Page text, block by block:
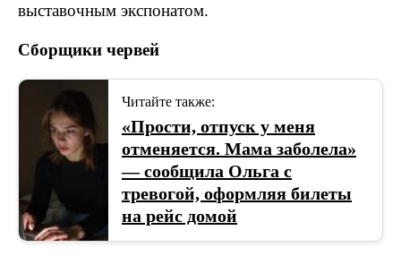
выставочным экспонатом.
Сборщики червей
Читайте также:
«Прости, отпуск у меня
отменяется. Мама заболела»
— сообщила Ольга с
тревогой, оформляя билеты
на рейс домой